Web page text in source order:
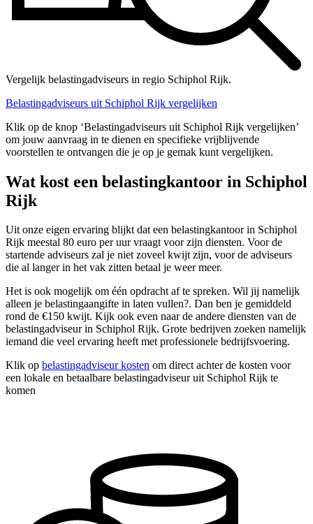
Vergelijk belastingadviseurs in regio Schiphol Rijk.
Belastingadviseurs uit Schiphol Rijk vergelijken
Klik op de knop ‘Belastingadviseurs uit Schiphol Rijk vergelijken’
om jouw aanvraag in te dienen en specifieke vrijblijvende
voorstellen te ontvangen die je op je gemak kunt vergelijken.
Wat kost een belastingkantoor in Schiphol
Rijk
Uit onze eigen ervaring blijkt dat een belastingkantoor in Schiphol
Rijk meestal 80 euro per uur vraagt voor zijn diensten. Voor de
startende adviseurs zal je niet zoveel kwijt zijn, voor de adviseurs
die al langer in het vak zitten betaal je weer meer.
Het is ook mogelijk om één opdracht af te spreken. Wil jij namelijk
alleen je belastingaangifte in laten vullen?. Dan ben je gemiddeld
rond de €150 kwijt. Kijk ook even naar de andere diensten van de
belastingadviseur in Schiphol Rijk. Grote bedrijven zoeken namelijk
iemand die veel ervaring heeft met professionele bedrijfsvoering.
Klik op belastingadviseur kosten om direct achter de kosten voor
een lokale en betaalbare belastingadviseur uit Schiphol Rijk te
komen